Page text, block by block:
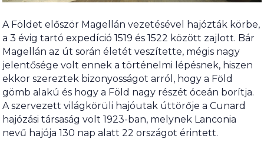
A Földet először Magellán vezetésével hajózták körbe,
a 3 évig tartó expedíció 1519 és 1522 között zajlott. Bár
Magellán az út során életét veszítette, mégis nagy
jelentősége volt ennek a történelmi lépésnek, hiszen
ekkor szereztek bizonyosságot arról, hogy a Föld
gömb alakú és hogy a Föld nagy részét óceán borítja.
A szervezett világkörüli hajóutak úttörője a Cunard
hajózási társaság volt 1923-ban, melynek Lanconia
nevű hajója 130 nap alatt 22 országot érintett.